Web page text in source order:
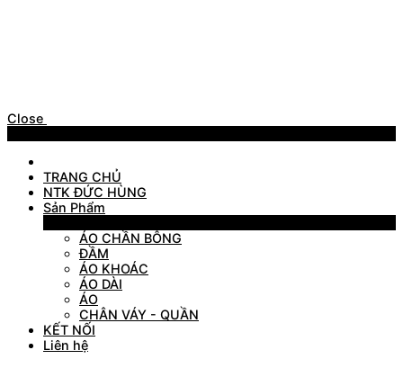
Close
TRANG CHỦ
NTK ĐỨC HÙNG
Sản Phẩm
ÁO CHẦN BÔNG
ĐẦM
ÁO KHOÁC
ÁO DÀI
ÁO
CHÂN VÁY - QUẦN
KẾT NỐI
Liên hệ